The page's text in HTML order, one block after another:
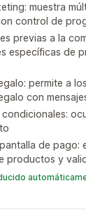
muestra
control de
previas a la
específicas de
permite a
con
condicionales:
de pago:
productos y